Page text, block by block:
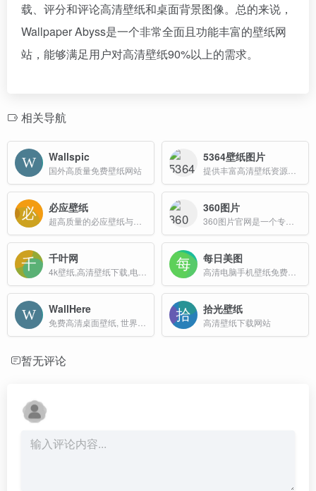
载、评分和评论高清壁纸和桌面背景图像。总的来说，
Wallpaper Abyss是一个非常全面且功能丰富的壁纸网
站，能够满足用户对高清壁纸90%以上的需求。
相关导航
Wallspic
国外高质量免费壁纸网站
5364壁纸图片
必应壁纸 360图片
千叶网 每日美图
WallHere 拾光壁纸
高清壁纸下载网站
暂无评论